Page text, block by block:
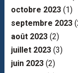
octobre 2023(1)
septembre 2023
août 2023(2)
juillet 2023(3)
juin 2023(2)